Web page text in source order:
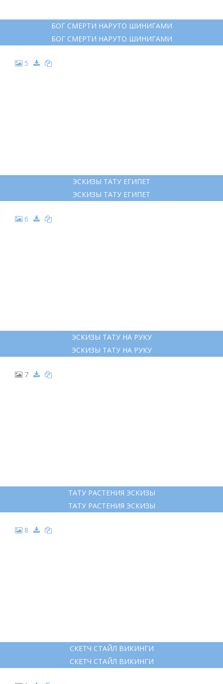
БОГ СМЕРТИ НАРУТО ШИНИГАМИ
БОГ СМЕРТИ НАРУТО ШИНИГАМИ
5
ЭСКИЗЫ ТАТУ ЕГИПЕТ
ЭСКИЗЫ ТАТУ ЕГИПЕТ
6
ЭСКИЗЫ ТАТУ НА РУКУ
ЭСКИЗЫ ТАТУ НА РУКУ
7
ТАТУ РАСТЕНИЯ ЭСКИЗЫ
ТАТУ РАСТЕНИЯ ЭСКИЗЫ
8
СКЕТЧ СТАЙЛ ВИКИНГИ
СКЕТЧ СТАЙЛ ВИКИНГИ